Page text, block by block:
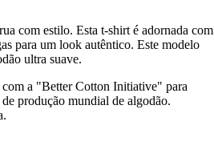
com estilo. Esta t-shirt é adornada com
para um look autêntico. Este modelo
ultra suave.
com a "Better Cotton Initiative" para
produção mundial de algodão.